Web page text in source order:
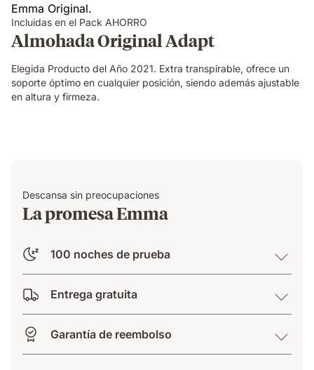
Incluidas en el Pack AHORRO
Almohada Original Adapt
Elegida Producto del Año 2021. Extra transpirable, ofrece un
soporte óptimo en cualquier posición, siendo además ajustable
en altura y firmeza.
Descansa sin preocupaciones
La promesa Emma
100 noches de prueba
Entrega gratuita
Garantía de reembolso